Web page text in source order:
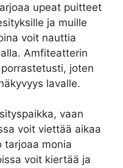
upeat puitteet
ja muille
voit nauttia
Amfiteatterin
joten
lavalle.
vaan
voit viettää aikaa
tarjoaa monia
voit kiertää ja